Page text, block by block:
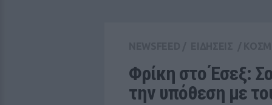
Φρίκη στο Έσεξ:
την υπόθεση με